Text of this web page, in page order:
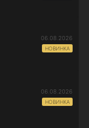
06.08.2026
НОВИНКА
06.08.2026
НОВИНКА